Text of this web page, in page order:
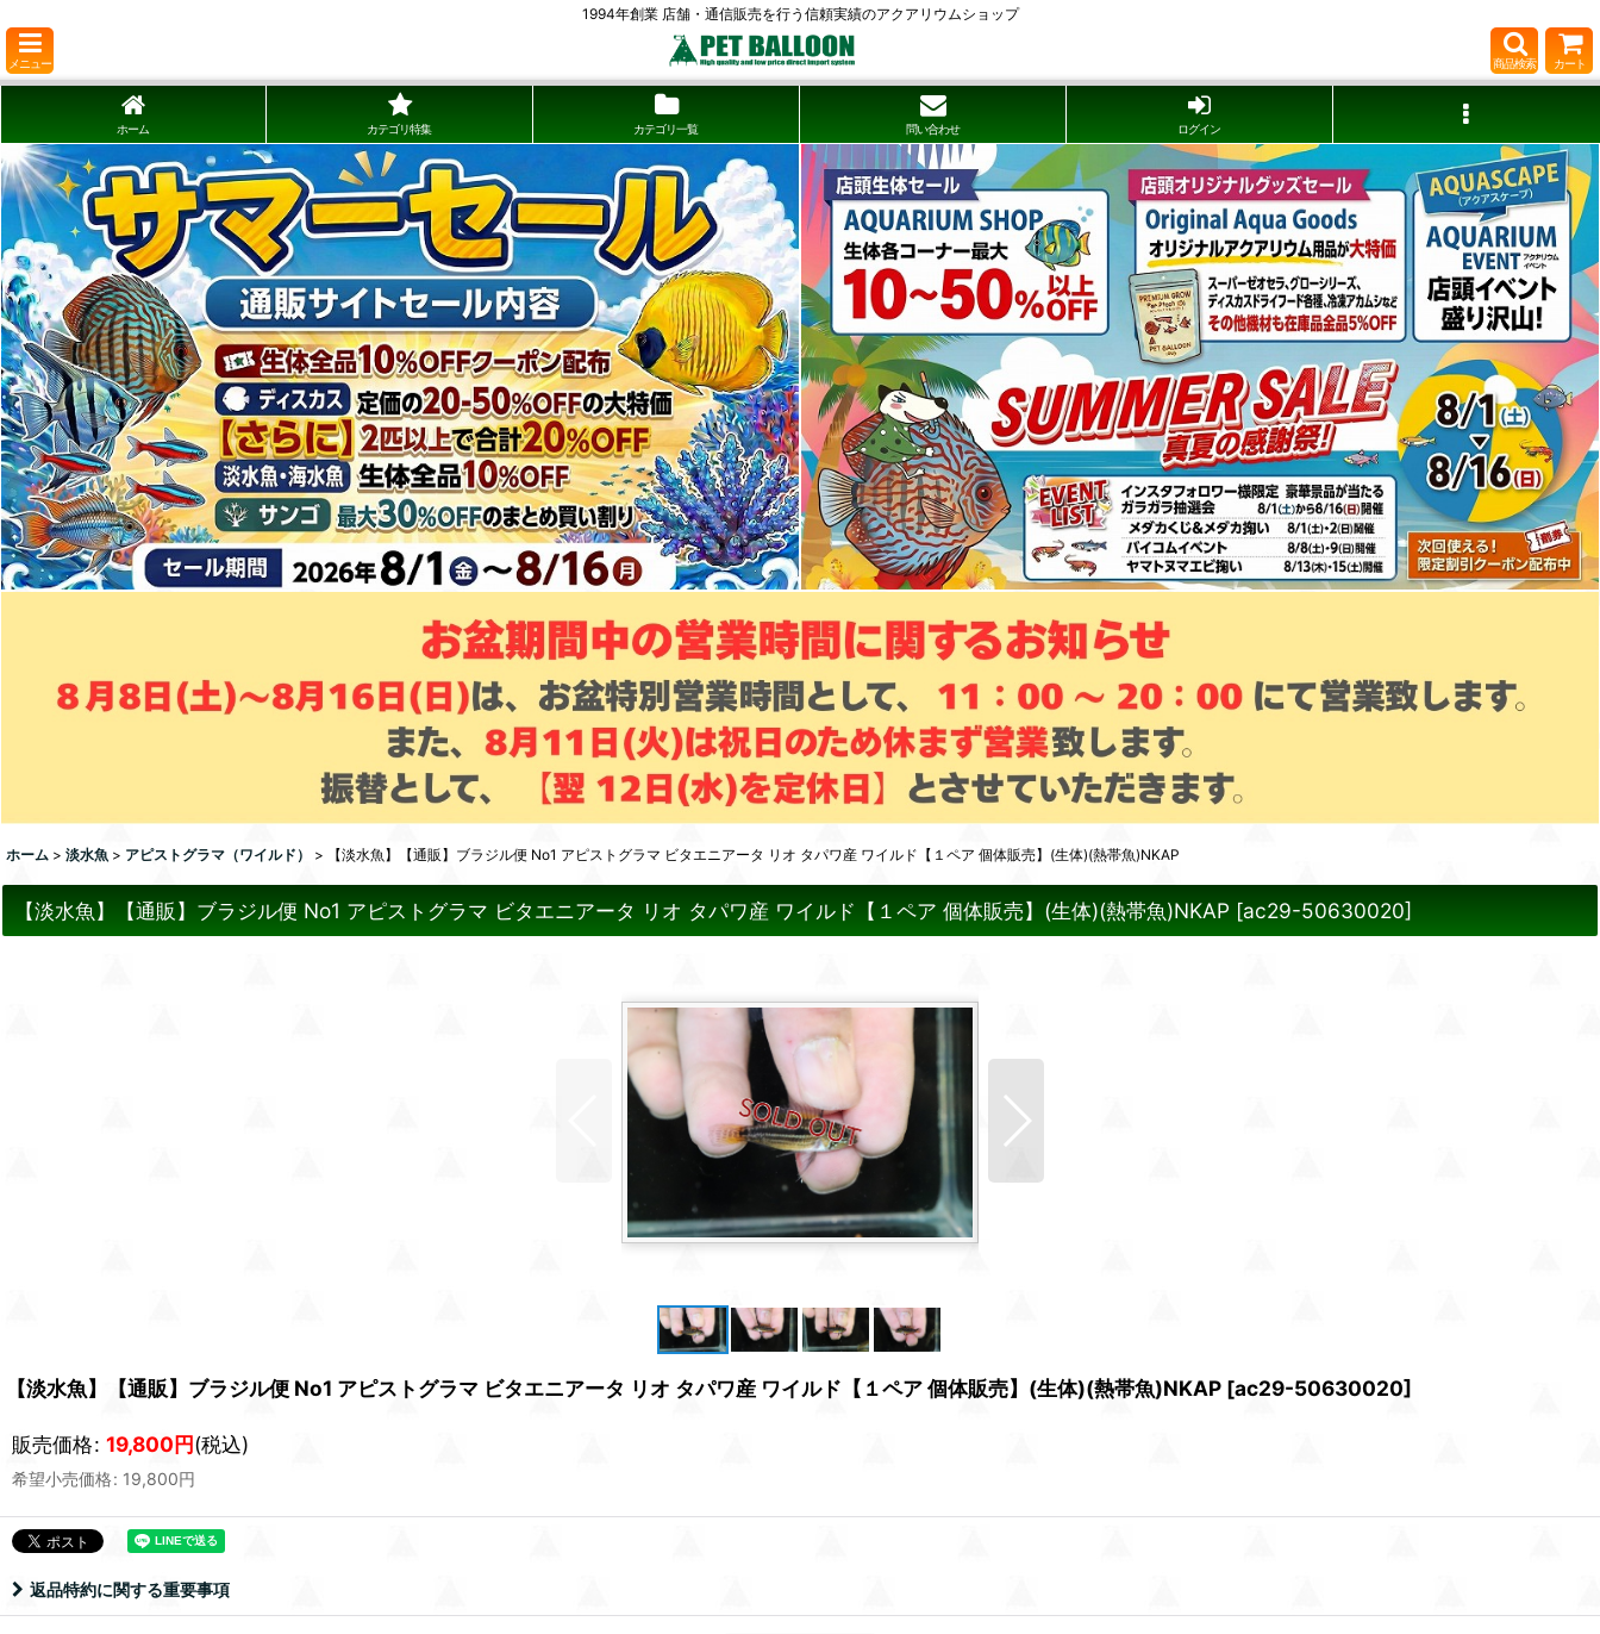
1994年創業 店舗・通信販売を行う信頼実績のアクアリウムショップ
メニュー 商品検索 カート
ホーム カテゴリ特集 カテゴリ一覧 問い合わせ ログイン
ホーム > 淡水魚 > アピストグラマ（ワイルド） > 【淡水魚】【通販】ブラジル便 No1 アピストグラマ ビタエニアータ リオ タパワ産 ワイルド【１ペア 個体販売】(生体)(熱帯魚)NKAP
【淡水魚】【通販】ブラジル便 No1 アピストグラマ ビタエニアータ リオ タパワ産 ワイルド【１ペア 個体販売】(生体)(熱帯魚)NKAP [ac29-50630020]
【淡水魚】【通販】ブラジル便 No1 アピストグラマ ビタエニアータ リオ タパワ産 ワイルド【１ペア 個体販売】(生体)(熱帯魚)NKAP [ac29-50630020]
販売価格: 19,800円(税込)
希望小売価格: 19,800円
返品特約に関する重要事項